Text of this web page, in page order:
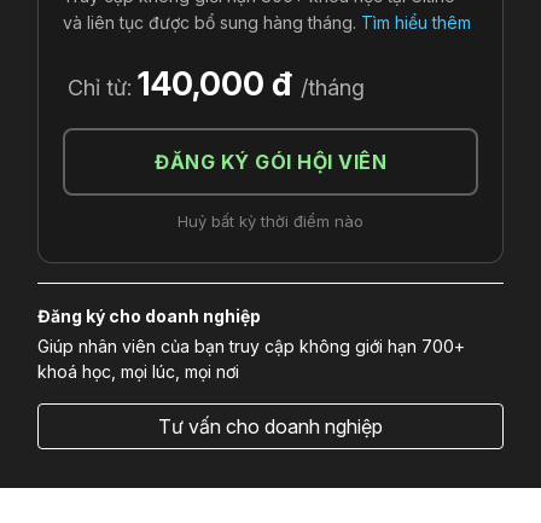
và liên tục được bổ sung hàng tháng. Tìm hiểu thêm
Chỉ từ: 140,000 đ /tháng
ĐĂNG KÝ GÓI HỘI VIÊN
Huỷ bất kỳ thời điểm nào
Đăng ký cho doanh nghiệp
Giúp nhân viên của bạn truy cập không giới hạn 700+
khoá học, mọi lúc, mọi nơi
Tư vấn cho doanh nghiệp